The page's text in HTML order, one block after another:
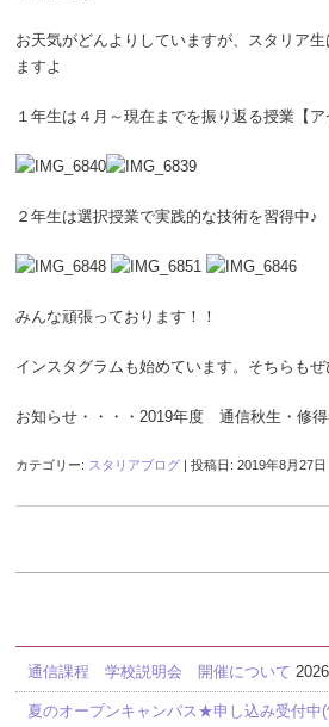
お天気がどんよりしていますが、スタリア
ますよ
１年生は４月～現在までを振り返る授業【
２年生は選択授業で実践的な技術を習得中♪
みんな頑張っております！！
インスタグラムも始めています。そちらも
お知らせ・・・・2019年度 通信秋生・修
カテゴリー: スタリアブログ | 投稿日:2019年8月27日
通信課程 学校説明会 開催について
夏のオープンキャンパス★申し込み受付中